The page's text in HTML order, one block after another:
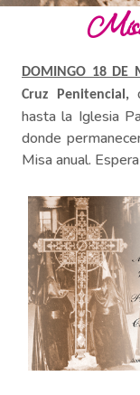
DOMINGO 18 DE
Cruz Penitencial,
hasta la Iglesia
donde
Misa anual.